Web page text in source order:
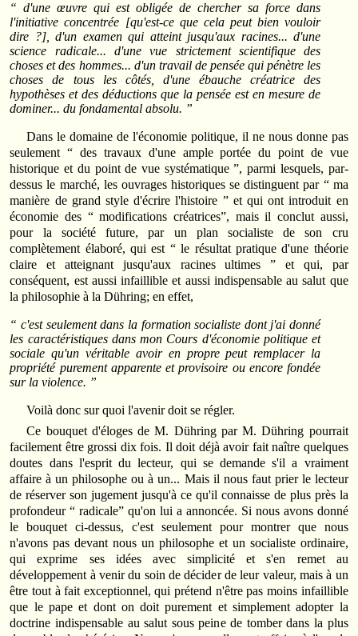
“ d'une œuvre qui est obligée de chercher sa force dans
l'initiative concentrée [qu'est-ce que cela peut bien vouloir
dire ?], d'un examen qui atteint jusqu'aux racines... d'une
science radicale... d'une vue strictement scientifique des
choses et des hommes... d'un travail de pensée qui pénètre les
choses de tous les côtés, d'une ébauche créatrice des
hypothèses et des déductions que la pensée est en mesure de
dominer... du fondamental absolu. ”
Dans le domaine de l'économie politique, il ne nous donne pas
seulement “ des travaux d'une ample portée du point de vue
historique et du point de vue systématique ”, parmi lesquels, par-
dessus le marché, les ouvrages historiques se distinguent par “ ma
manière de grand style d'écrire l'histoire ” et qui ont introduit en
économie des “ modifications créatrices”, mais il conclut aussi,
pour la société future, par un plan socialiste de son cru
complètement élaboré, qui est “ le résultat pratique d'une théorie
claire et atteignant jusqu'aux racines ultimes ” et qui, par
conséquent, est aussi infaillible et aussi indispensable au salut que
la philosophie à la Dühring; en effet,
“ c'est seulement dans la formation socialiste dont j'ai donné
les caractéristiques dans mon Cours d'économie politique et
sociale qu'un véritable avoir en propre peut remplacer la
propriété purement apparente et provisoire ou encore fondée
sur la violence. ”
Voilà donc sur quoi l'avenir doit se régler.
Ce bouquet d'éloges de M. Dühring par M. Dühring pourrait
facilement être grossi dix fois. Il doit déjà avoir fait naître quelques
doutes dans l'esprit du lecteur, qui se demande s'il a vraiment
affaire à un philosophe ou à un... Mais il nous faut prier le lecteur
de réserver son jugement jusqu'à ce qu'il connaisse de plus près la
profondeur “ radicale” qu'on lui a annoncée. Si nous avons donné
le bouquet ci-dessus, c'est seulement pour montrer que nous
n'avons pas devant nous un philosophe et un socialiste ordinaire,
qui exprime ses idées avec simplicité et s'en remet au
développement à venir du soin de décider de leur valeur, mais à un
être tout à fait exceptionnel, qui prétend n'être pas moins infaillible
que le pape et dont on doit purement et simplement adopter la
doctrine indispensable au salut sous peine de tomber dans la plus